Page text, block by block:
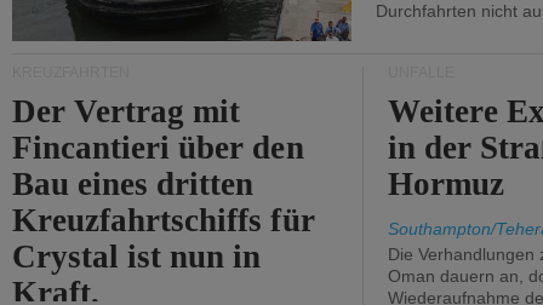
Durchfahrten nicht
Der Vertrag mit
Fincantieri über den
Bau eines dritten
Kreuzfahrtschiffs für
Crystal ist nun in
Kraft.
Weitere
in der
Hormuz
Southampton/
Die Verhandlungen
Oman dauern an,
Wiederaufnahme